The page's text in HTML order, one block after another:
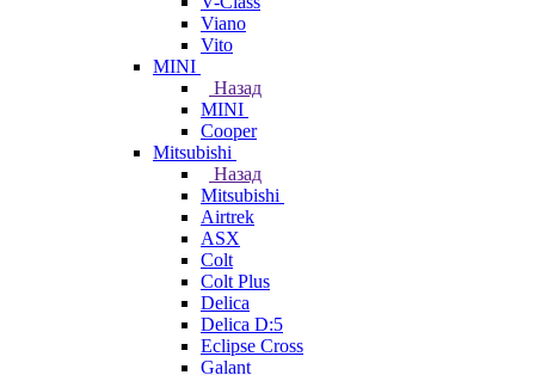
Viano
Vito
MINI
Назад
MINI
Cooper
Mitsubishi
Назад
Mitsubishi
Airtrek
ASX
Colt
Colt Plus
Delica
Delica D:5
Eclipse Cross
Galant